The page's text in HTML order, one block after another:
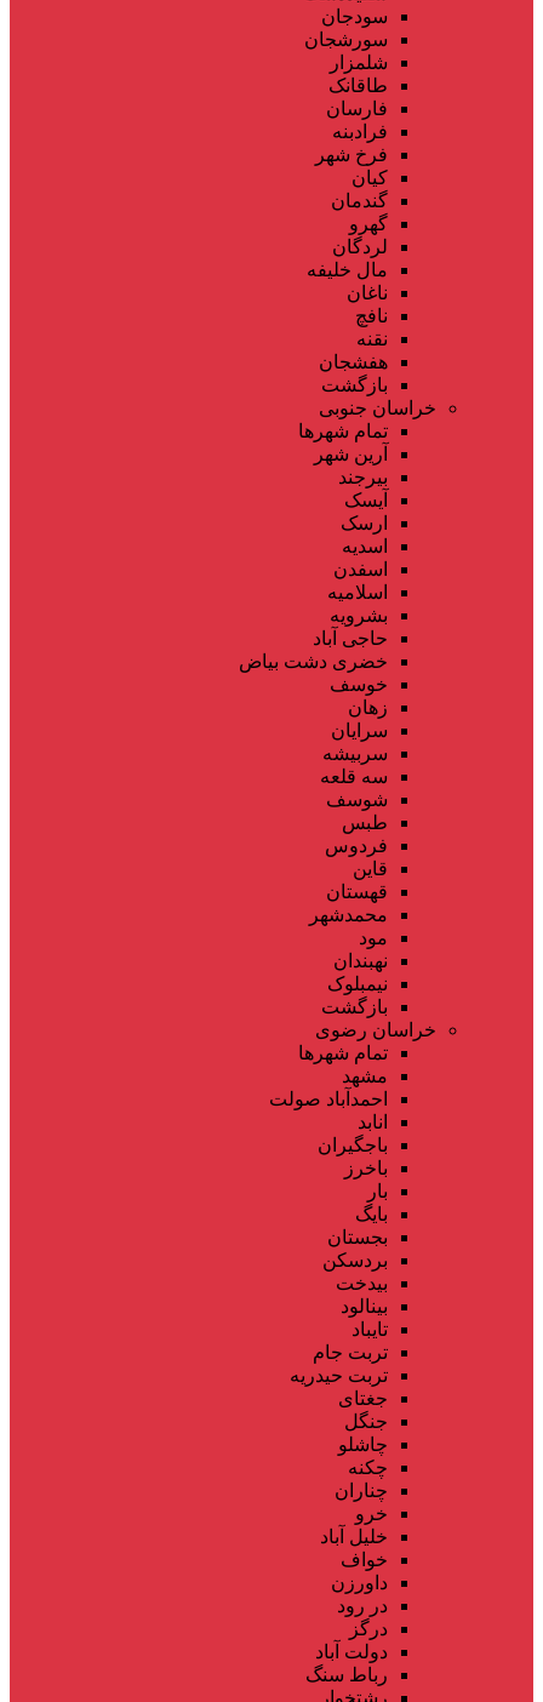
سودجان
سورشجان
شلمزار
طاقانک
فارسان
فرادبنه
فرخ شهر
کیان
گندمان
گهرو
لردگان
مال خلیفه
ناغان
نافچ
نقنه
هفشجان
بازگشت
خراسان جنوبی
تمام شهر‌ها
آرین شهر
بیرجند
آیسک
ارسک
اسدیه
اسفدن
اسلامیه
بشرویه
حاجی آباد
خضری دشت بیاض
خوسف
زهان
سرایان
سربیشه
سه قلعه
شوسف
طبس
فردوس
قاین
قهستان
محمدشهر
مود
نهبندان
نیمبلوک
بازگشت
خراسان رضوی
تمام شهر‌ها
مشهد
احمدآباد صولت
انابد
باجگیران
باخرز
بار
بایگ
بجستان
بردسکن
بیدخت
بینالود
تایباد
تربت جام
تربت حیدریه
جغتای
جنگل
چاشلو
چکنه
چناران
خرو
خلیل آباد
خواف
داورزن
در رود
درگز
دولت آباد
رباط سنگ
رشتخوار